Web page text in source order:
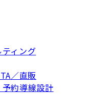
ィング
／直販
約導線設計